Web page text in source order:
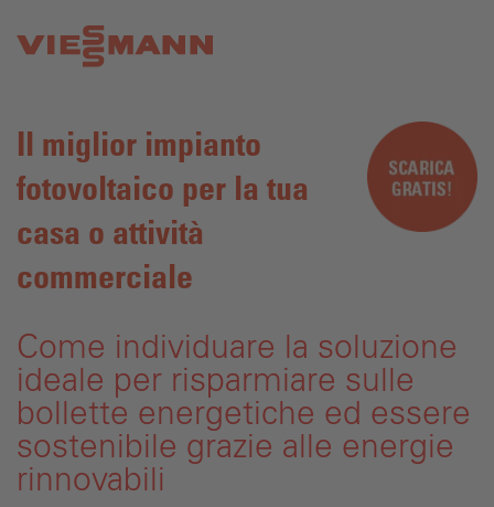
Il miglior impianto
fotovoltaico per la tua
casa o attività
commerciale
Come individuare la soluzione
ideale per risparmiare sulle
bollette energetiche ed essere
sostenibile grazie alle energie
rinnovabili